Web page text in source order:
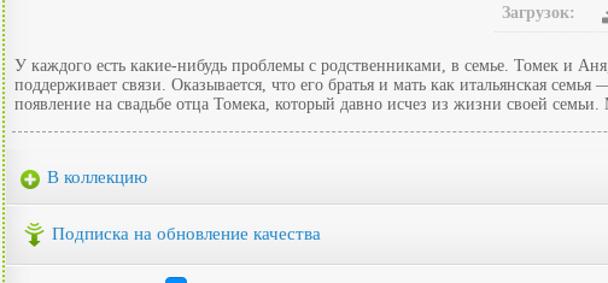
Загрузок:
У каждого есть какие-нибудь проблемы с родственниками, в семье. Томек и
поддерживает связи. Оказывается, что его братья и мать как итальянская
появление на свадьбе отца Томека, который давно исчез из жизни своей
В коллекцию
Подписка на обновление качества